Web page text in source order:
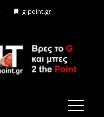
g-point.gr